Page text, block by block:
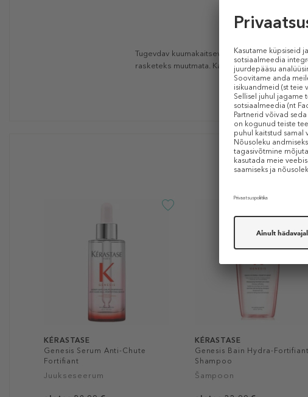
Tugevdav kuumakaitsevedelik nõrgenenud,
rasketeks muutmata. Kaitseb kuni 230 °C
KÉRASTASE
Genesis Serum Anti-Chute
Fortifiant
Juukseseerum
KÉRASTASE
Genesis Bain Hydra-Fortifiant
Shampoo
Šampoon